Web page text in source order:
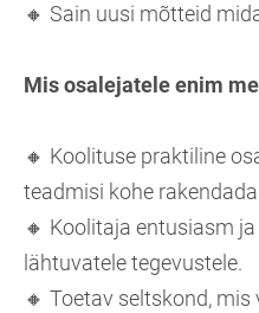
🔸​ Sain uusi mõtteid
Mis osalejatele enim
🔸​ Koolituse praktiline
teadmisi kohe
🔸​ Koolitaja entusiasm
lähtuvatele tegevustele.
🔸​ Toetav seltskond,